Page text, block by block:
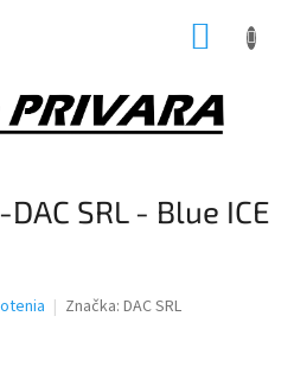
SRL - Blue ICE
Značka: DAC SRL